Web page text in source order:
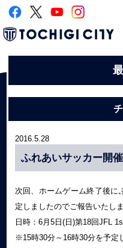
2016.5.28
ふれあいサッカー開催
次回、ホームゲーム終了後に
定しましたのでご報告いたしま
日時：6月5日(日)第18回JFL
※15時30分～16時30分を予定